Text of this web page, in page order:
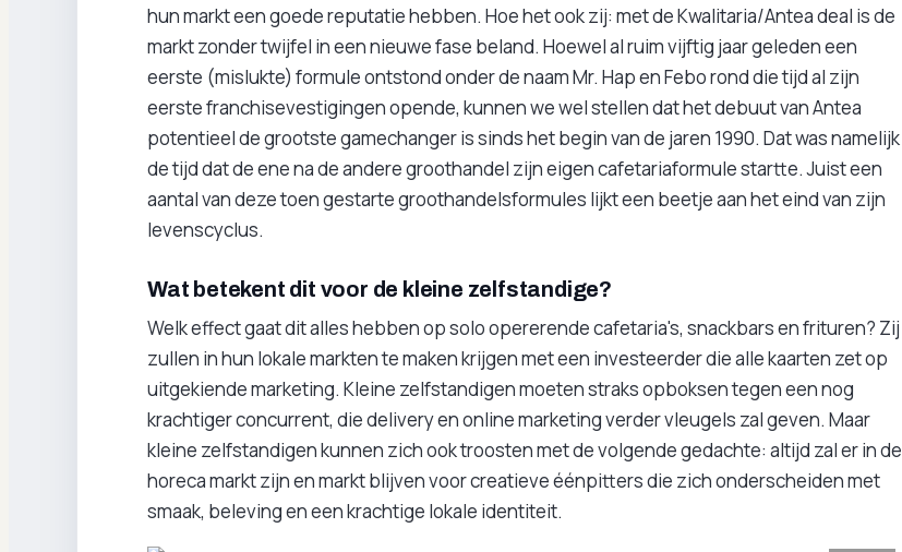
hun markt een goede reputatie hebben. Hoe het ook zij: met de Kwalitaria/Antea deal is de
markt zonder twijfel in een nieuwe fase beland. Hoewel al ruim vijftig jaar geleden een
eerste (mislukte) formule ontstond onder de naam Mr. Hap en Febo rond die tijd al zijn
eerste franchisevestigingen opende, kunnen we wel stellen dat het debuut van Antea
potentieel de grootste gamechanger is sinds het begin van de jaren 1990. Dat was namelijk
de tijd dat de ene na de andere groothandel zijn eigen cafetariaformule startte. Juist een
aantal van deze toen gestarte groothandelsformules lijkt een beetje aan het eind van zijn
levenscyclus.
Wat betekent dit voor de kleine zelfstandige?
Welk effect gaat dit alles hebben op solo opererende cafetaria's, snackbars en frituren? Zij
zullen in hun lokale markten te maken krijgen met een investeerder die alle kaarten zet op
uitgekiende marketing. Kleine zelfstandigen moeten straks opboksen tegen een nog
krachtiger concurrent, die delivery en online marketing verder vleugels zal geven. Maar
kleine zelfstandigen kunnen zich ook troosten met de volgende gedachte: altijd zal er in de
horeca markt zijn en markt blijven voor creatieve éénpitters die zich onderscheiden met
smaak, beleving en een krachtige lokale identiteit.